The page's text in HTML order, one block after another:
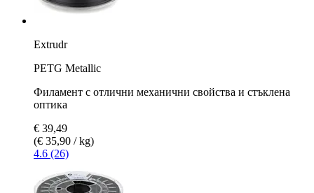
Extrudr
PETG Metallic
Филамент с отлични механични свойства и стъклена
оптика
€ 39,49
(€ 35,90 / kg)
4.6 (26)